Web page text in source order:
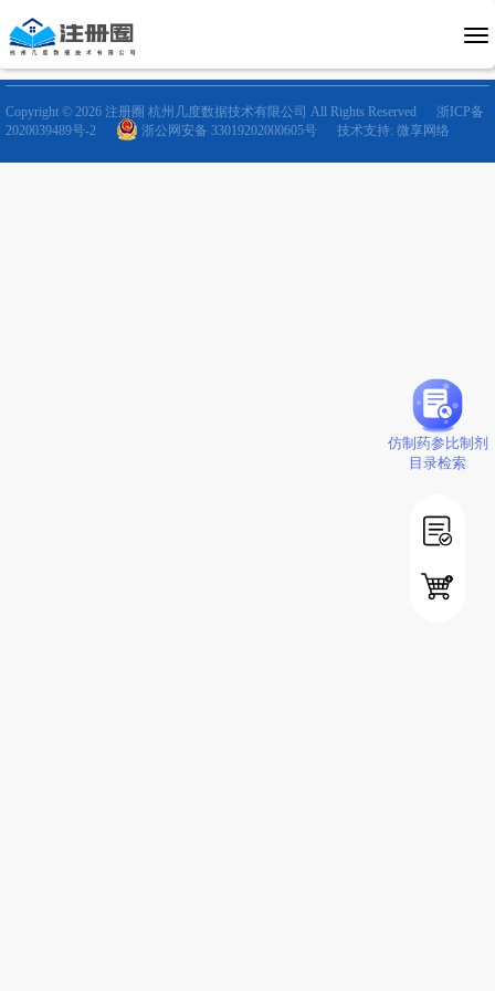
Copyright © 2026 注册圈 杭州几度数据技术有限公司 All Rights Reserved
浙ICP备
2020039489号-2
浙公网安备 33019202000605号 技术支持: 微享网络
仿制药参比制剂
目录检索